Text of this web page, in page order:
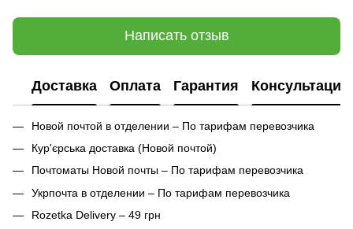
Написать отзыв
Доставка Оплата Гарантия Консультация
Новой почтой в отделении – По тарифам перевозчика
Кур'єрська доставка (Новой почтой)
Почтоматы Новой почты – По тарифам перевозчика
Укрпочта в отделении – По тарифам перевозчика
Rozetka Delivery – 49 грн